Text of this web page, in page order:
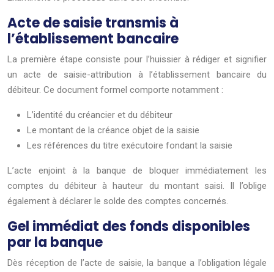
Acte de saisie transmis à
l’établissement bancaire
La première étape consiste pour l’huissier à rédiger et signifier
un acte de saisie-attribution à l’établissement bancaire du
débiteur. Ce document formel comporte notamment :
L’identité du créancier et du débiteur
Le montant de la créance objet de la saisie
Les références du titre exécutoire fondant la saisie
L’acte enjoint à la banque de bloquer immédiatement les
comptes du débiteur à hauteur du montant saisi. Il l’oblige
également à déclarer le solde des comptes concernés.
Gel immédiat des fonds disponibles
par la banque
Dès réception de l’acte de saisie, la banque a l’obligation légale